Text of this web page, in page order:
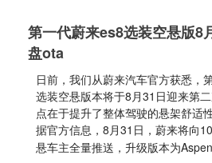
第一代蔚来es8选装空悬版8
盘ota
日前，我们从蔚来汽车官方获悉，
选装空悬版本将于8月31日迎来第
点在于提升了整体驾驶的悬架舒适
据官方信息，8月31日，蔚来将向
悬车主全量推送，升级版本为